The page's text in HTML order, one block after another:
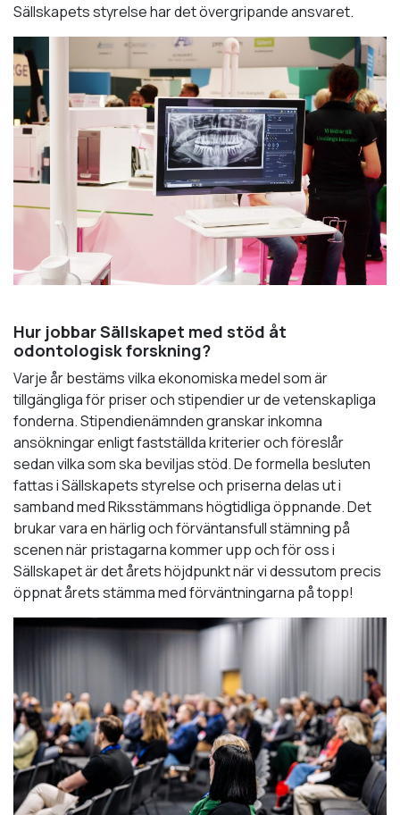
Sällskapets styrelse har det övergripande ansvaret.
Hur jobbar Sällskapet med stöd åt
odontologisk forskning?
Varje år bestäms vilka ekonomiska medel som är
tillgängliga för priser och stipendier ur de vetenskapliga
fonderna. Stipendienämnden granskar inkomna
ansökningar enligt fastställda kriterier och föreslår
sedan vilka som ska beviljas stöd. De formella besluten
fattas i Sällskapets styrelse och priserna delas ut i
samband med Riksstämmans högtidliga öppnande. Det
brukar vara en härlig och förväntansfull stämning på
scenen när pristagarna kommer upp och för oss i
Sällskapet är det årets höjdpunkt när vi dessutom precis
öppnat årets stämma med förväntningarna på topp!